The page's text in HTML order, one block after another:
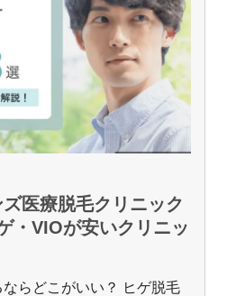
医療脱毛クリニック
・VIOが安いクリニッ
らどこがいい？ ヒゲ脱毛